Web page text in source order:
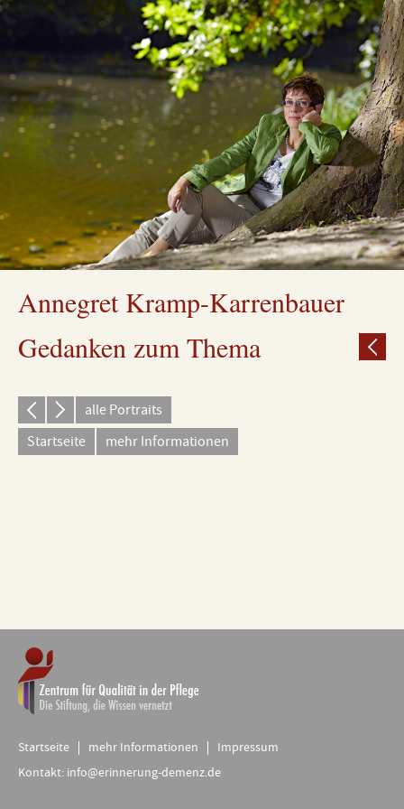
Annegret Kramp-Karrenbauer
Gedanken zum Thema
alle Portraits
Startseite
mehr Informationen
Startseite mehr Informationen
Impressum
Kontakt: info@erinnerung-demenz.de